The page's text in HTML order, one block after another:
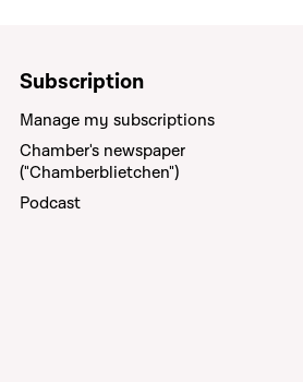
Subscription
Manage my subscriptions
Chamber's newspaper
("Chamberblietchen")
Podcast